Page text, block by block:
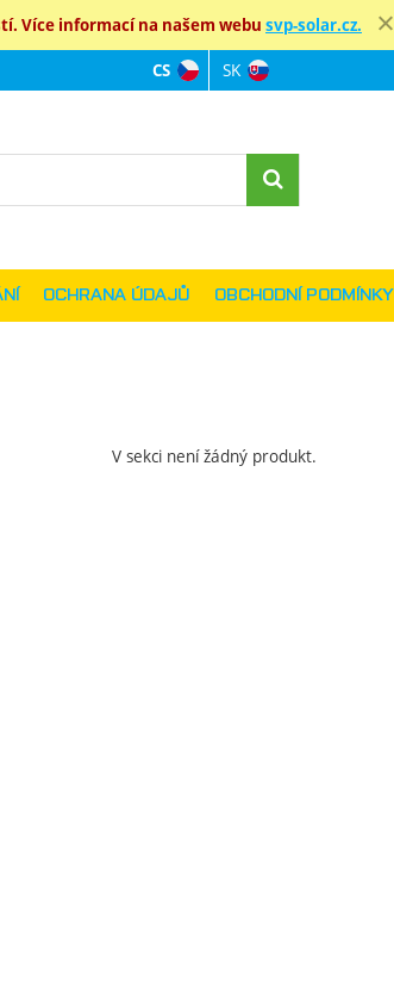
Více informací na našem webu svp-solar.cz.
V sekci není žádný produkt.
OCHRANA ÚDAJŮ OBCHODNÍ PODMÍNKY
Jazyková verze
CS SK